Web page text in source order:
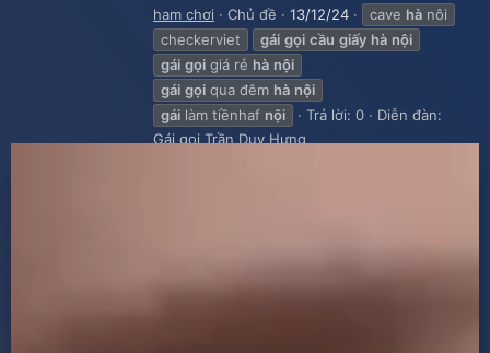
ham chơi
Chủ đề 13/12/24 cave hà nôi
checkerviet
gái gọi cầu giấy hà nội
gái gọi giá rẻ hà nội
gái gọi qua đêm hà nội
gái làm tiềnhaf nội Trả lời: 0
Diễn đàn:
Gái gọi Trần Duy Hưng